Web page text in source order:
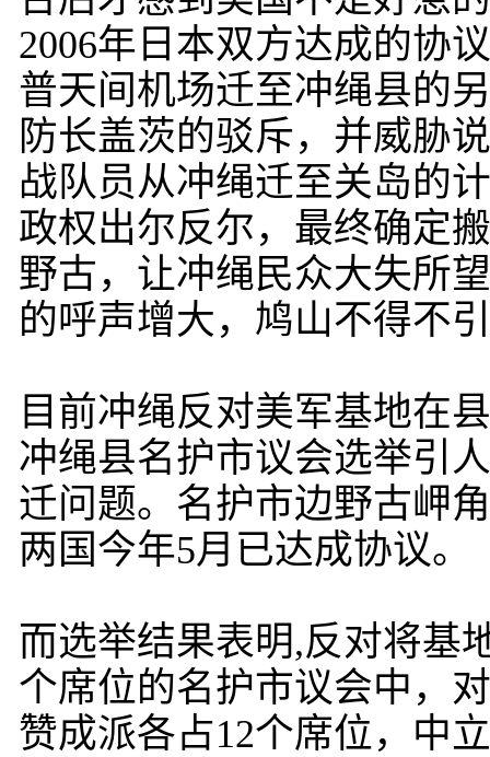
2006年日本双方达成的协
普天间机场迁至冲绳县的
防长盖茨的驳斥，并威胁
战队员从冲绳迁至关岛的
政权出尔反尔，最终确定
野古，让冲绳民众大失所
的呼声增大，鸠山不得不
目前冲绳反对美军基地在
冲绳县名护市议会选举引
迁问题。名护市边野古岬
两国今年5月已达成协议。
而选举结果表明,反对将基
个席位的名护市议会中，
赞成派各占12个席位，中